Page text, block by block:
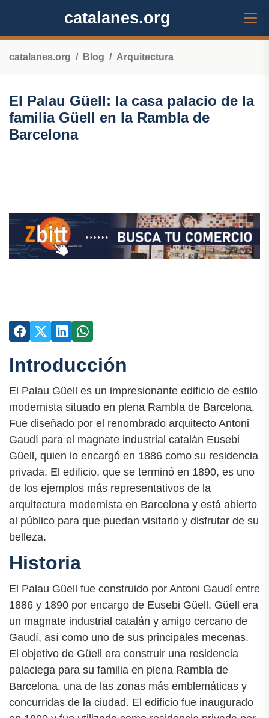
catalanes.org
catalanes.org Blog Arquitectura
El Palau Güell: la casa palacio de la
familia Güell en la Rambla de
Barcelona
Introducción
El Palau Güell es un impresionante edificio de estilo
modernista situado en plena Rambla de Barcelona.
Fue diseñado por el renombrado arquitecto Antoni
Gaudí para el magnate industrial catalán Eusebi
Güell, quien lo encargó en 1886 como su residencia
privada. El edificio, que se terminó en 1890, es uno
de los ejemplos más representativos de la
arquitectura modernista en Barcelona y está abierto
al público para que puedan visitarlo y disfrutar de su
belleza.
Historia
El Palau Güell fue construido por Antoni Gaudí entre
1886 y 1890 por encargo de Eusebi Güell. Güell era
un magnate industrial catalán y amigo cercano de
Gaudí, así como uno de sus principales mecenas.
El objetivo de Güell era construir una residencia
palaciega para su familia en plena Rambla de
Barcelona, una de las zonas más emblemáticas y
concurridas de la ciudad. El edificio fue inaugurado